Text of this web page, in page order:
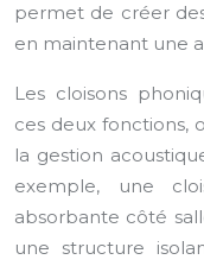
permet de créer
en maintenant une
Les cloisons
ces deux fonctions,
la gestion
exemple, une
absorbante côté
une structure